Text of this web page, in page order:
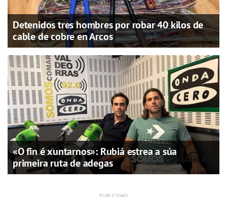
Detenidos tres hombres por robar 40 kilos de
cable de cobre en Arcos
«O fin é xuntarnos»: Rubiá estrea a súa
primeira ruta de adegas